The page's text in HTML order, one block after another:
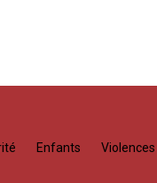
Enfants Violences